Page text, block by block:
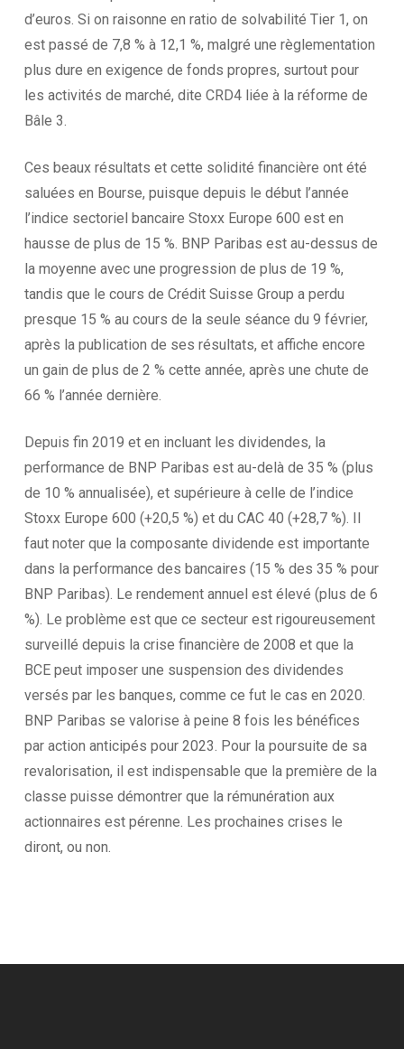
d’euros. Si on raisonne en ratio de solvabilité Tier 1, on
est passé de 7,8 % à 12,1 %, malgré une règlementation
plus dure en exigence de fonds propres, surtout pour
les activités de marché, dite CRD4 liée à la réforme de
Bâle 3.
Ces beaux résultats et cette solidité financière ont été
saluées en Bourse, puisque depuis le début l’année
l’indice sectoriel bancaire Stoxx Europe 600 est en
hausse de plus de 15 %. BNP Paribas est au-dessus de
la moyenne avec une progression de plus de 19 %,
tandis que le cours de Crédit Suisse Group a perdu
presque 15 % au cours de la seule séance du 9 février,
après la publication de ses résultats, et affiche encore
un gain de plus de 2 % cette année, après une chute de
66 % l’année dernière.
Depuis fin 2019 et en incluant les dividendes, la
performance de BNP Paribas est au-delà de 35 % (plus
de 10 % annualisée), et supérieure à celle de l’indice
Stoxx Europe 600 (+20,5 %) et du CAC 40 (+28,7 %). Il
faut noter que la composante dividende est importante
dans la performance des bancaires (15 % des 35 % pour
BNP Paribas). Le rendement annuel est élevé (plus de 6
%). Le problème est que ce secteur est rigoureusement
surveillé depuis la crise financière de 2008 et que la
BCE peut imposer une suspension des dividendes
versés par les banques, comme ce fut le cas en 2020.
BNP Paribas se valorise à peine 8 fois les bénéfices
par action anticipés pour 2023. Pour la poursuite de sa
revalorisation, il est indispensable que la première de la
classe puisse démontrer que la rémunération aux
actionnaires est pérenne. Les prochaines crises le
diront, ou non.